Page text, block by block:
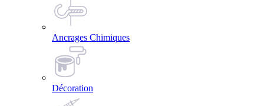
Ancrages Chimiques
Décoration